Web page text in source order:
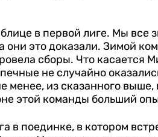
в первой лиге. Мы все
они это доказали. Зимой
сборы. Что касается
не случайно
менее, из сказанного
этой команды больший
в поединке, в котором